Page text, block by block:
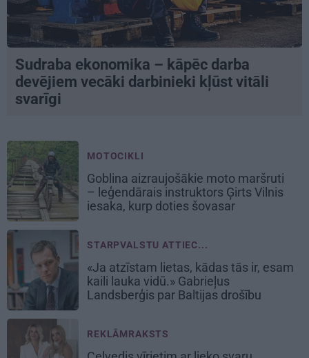
Sudraba ekonomika – kāpēc darba
devējiem vecāki darbinieki kļūst vitāli
svarīgi
MOTOCIKLI
Goblina aizraujošākie moto maršruti
– leģendārais instruktors Ģirts Vilnis
iesaka, kurp doties šovasar
STARPVALSTU ATTIEC...
«Ja atzīstam lietas, kādas tās ir, esam
kaili lauka vidū.» Gabrieļus
Landsberģis par Baltijas drošību
REKLĀMRAKSTS